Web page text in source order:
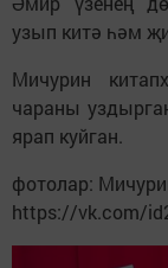
узып китә һәм
Мичурин
чараны
ярап куйган.
фотолар:
https://vk.com/